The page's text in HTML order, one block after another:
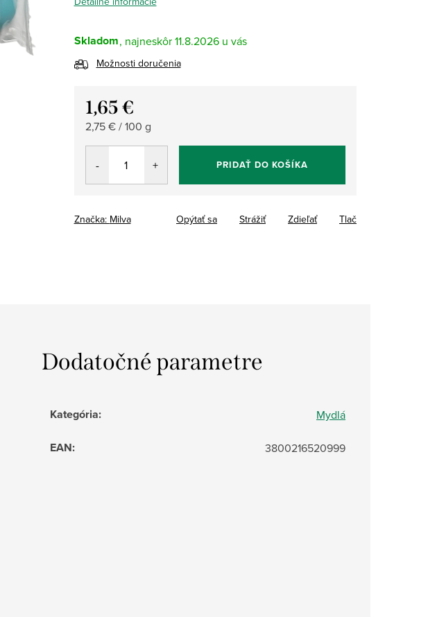
Skladom 11.8.2026
Možnosti doručenia
1,65 €
Jednotková
cena:
2,75 € / 100 g
PRIDAŤ DO KOŠÍKA
Značka: Milva Tlač
Opýtať sa Strážiť Zdieľať
Dodatočné parametre
Kategória: Mydlá
EAN: 3800216520999